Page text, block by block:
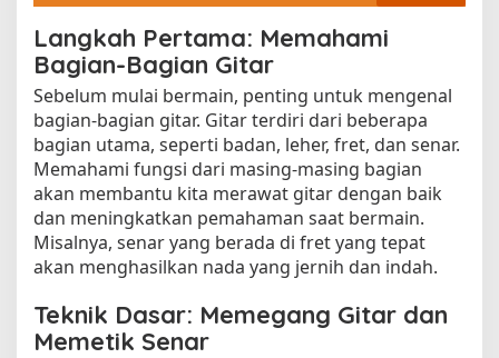
Langkah Pertama: Memahami
Bagian-Bagian Gitar
Sebelum mulai bermain, penting untuk mengenal
bagian-bagian gitar. Gitar terdiri dari beberapa
bagian utama, seperti badan, leher, fret, dan senar.
Memahami fungsi dari masing-masing bagian
akan membantu kita merawat gitar dengan baik
dan meningkatkan pemahaman saat bermain.
Misalnya, senar yang berada di fret yang tepat
akan menghasilkan nada yang jernih dan indah.
Teknik Dasar: Memegang Gitar dan
Memetik Senar